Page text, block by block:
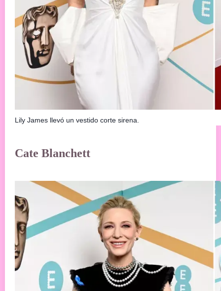
Lily James llevó un vestido corte sirena.
Cate Blanchett